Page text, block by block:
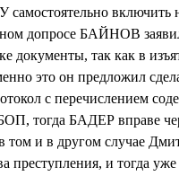
включить
допросе БАЙНОВ
документы, так как в
это он предложил
с перечислением
тогда БАДЕР вправе
том и в другом случае
преступления, и тогда